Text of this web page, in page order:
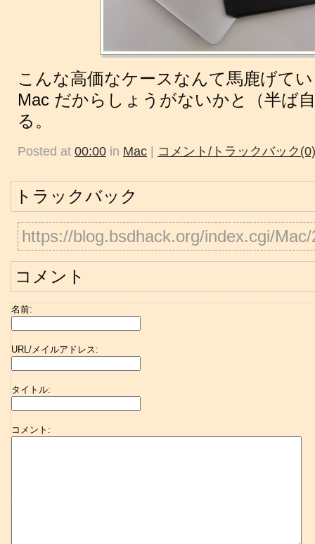
こんな高価なケースなんて馬鹿げて
Mac だからしょうがないかと（半ば
る。
Posted at 00:00 in Mac | コメント/トラックバック(0)
トラックバック
https://blog.bsdhack.org/index.cgi/
コメント
名前:
URL/メイルアドレス:
タイトル:
コメント: